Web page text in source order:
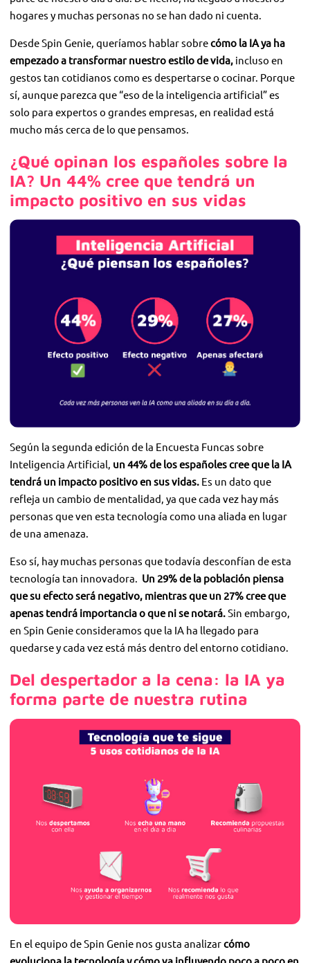
hogares y muchas personas no se han dado ni cuenta.
Desde Spin Genie, queríamos hablar sobrecómo la IA ya ha
empezado a transformar nuestro estilo de vida, incluso en
gestos tan cotidianos como es despertarse o cocinar. Porque
sí, aunque parezca que “eso de la inteligencia artificial” es
solo para expertos o grandes empresas, en realidad está
mucho más cerca de lo que pensamos.
¿Qué opinan los españoles sobre la
IA? Un 44% cree que tendrá un
impacto positivo en sus vidas
Según la segunda edición de la Encuesta Funcas sobre
Inteligencia Artificial, un 44% de los españoles cree que la IA
tendrá un impacto positivo en sus vidas. Es un dato que
refleja un cambio de mentalidad, ya que cada vez hay más
personas que ven esta tecnología como una aliada en lugar
de una amenaza.
Eso sí, hay muchas personas que todavía desconfían de esta
tecnología tan innovadora. Un 29% de la población piensa
que su efecto será negativo, mientras que un 27% cree que
apenas tendrá importancia o que ni se notará.Sin embargo,
en Spin Genie consideramos que la IA ha llegado para
quedarse y cada vez está más dentro del entorno cotidiano.
Del despertador a la cena: la IA ya
forma parte de nuestra rutina
En el equipo de Spin Genie nos gusta analizarcómo
evoluciona la tecnología y cómo va influyendo poco a poco en